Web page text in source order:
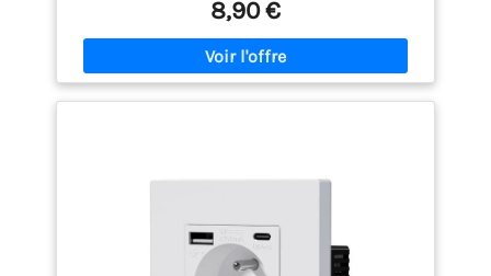
prises de type F s'adaptent aux prises de type E
8,90 €